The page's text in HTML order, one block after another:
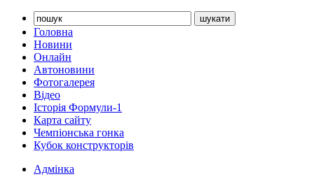
Головна
Новини
Онлайн
Автоновини
Фотогалерея
Відео
Історія Формули-1
Карта сайту
Чемпіонська гонка
Кубок конструкторів
Адмінка